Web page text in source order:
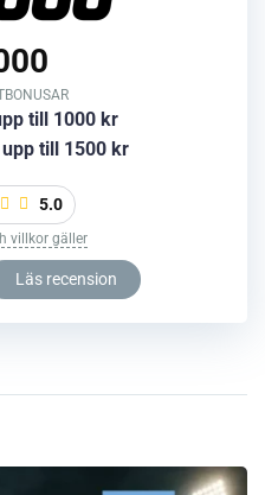
till 1000 kr
upp till 1500 kr
5.0
villkor gäller
Läs recension